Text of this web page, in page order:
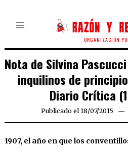
ORGANIZACIÓN
Nota de Silvina
inquilinos de
Diario Crítica
Publicado el 18/07/2015
1907, el año en que los